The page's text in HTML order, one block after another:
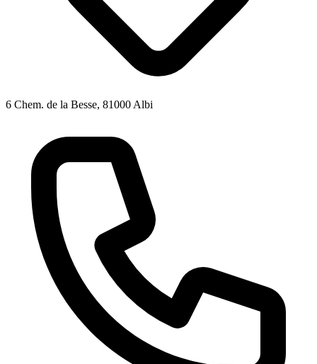
6 Chem. de la Besse, 81000 Albi